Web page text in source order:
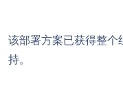
该部署方案已获得整个
持。